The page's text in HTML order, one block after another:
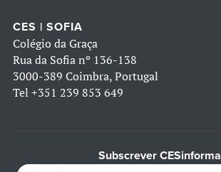
CES | SOFIA
Colégio da Graça
Rua da Sofia nº 136-138
3000-389 Coimbra, Portugal
Tel +351 239 853 649
Subscrever CESinforma